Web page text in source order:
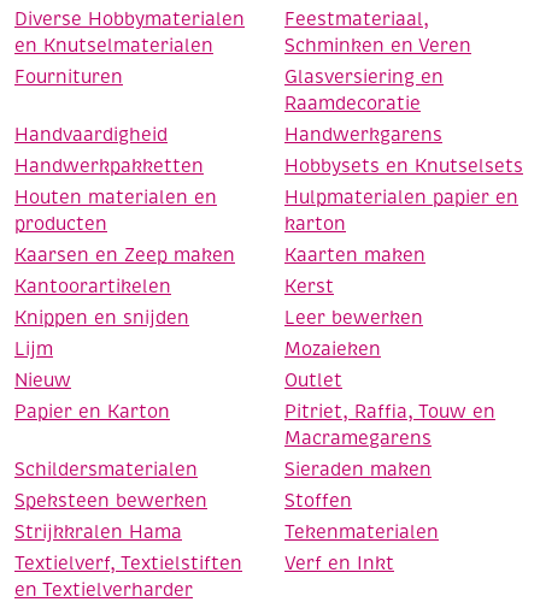
Diverse Hobbymaterialen
en Knutselmaterialen
Feestmateriaal,
Schminken en Veren
Fournituren
Glasversiering en
Raamdecoratie
Handvaardigheid
Handwerkgarens
Handwerkpakketten
Hobbysets en Knutselsets
Houten materialen en
producten
Hulpmaterialen papier en
karton
Kaarsen en Zeep maken
Kaarten maken
Kantoorartikelen
Kerst
Knippen en snijden
Leer bewerken
Lijm
Mozaieken
Nieuw
Outlet
Papier en Karton
Pitriet, Raffia, Touw en
Macramegarens
Schildersmaterialen
Sieraden maken
Speksteen bewerken
Stoffen
Strijkkralen Hama
Tekenmaterialen
Textielverf, Textielstiften
en Textielverharder
Verf en Inkt